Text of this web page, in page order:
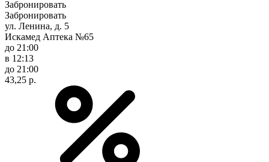
Забронировать
Забронировать
ул. Ленина, д. 5
Искамед Аптека №65
до 21:00
в 12:13
до 21:00
43,25 р.